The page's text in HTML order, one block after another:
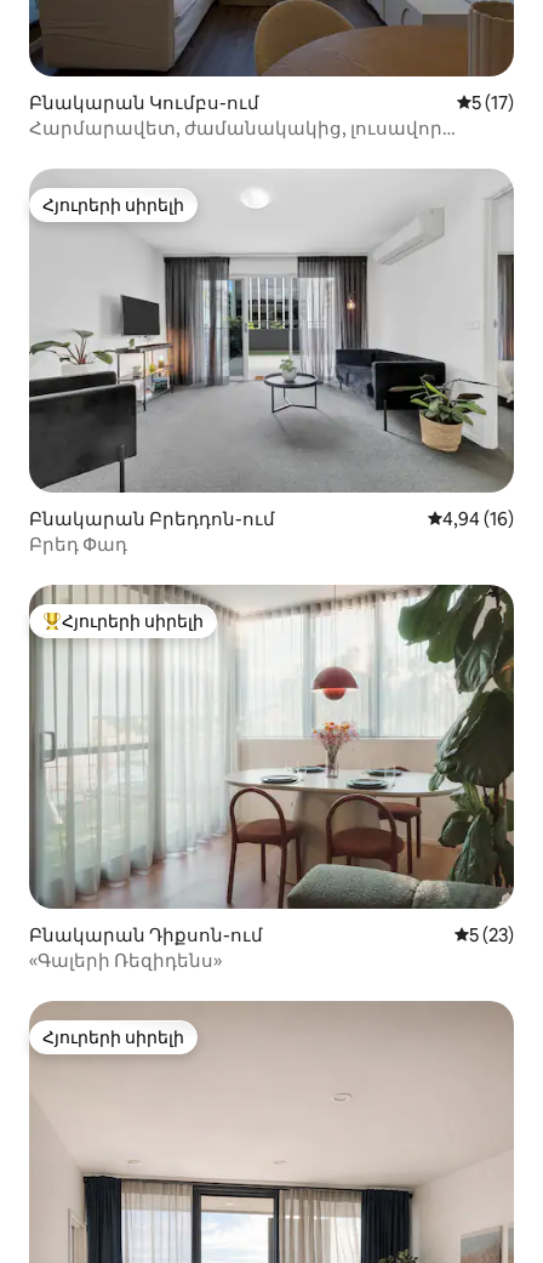
Բնակարան Կումբս-ում Միջին
5 (17)
Հարմարավետ, ժամանակակից, լուսավոր
Հյուրերի սիրելի
Հյուրերի սիրելի
Բնակարան Բրեդդոն-ում Միջին
4,94 (16)
Բրեդ Փադ
Հյուրերի սիրելի լավագույն տները
Հյուրերի սիրելի
Բնակարան Դիքսոն-ում Միջին
5 (23)
«Գալերի Ռեզիդենս»
Հյուրերի սիրելի
Հյուրերի սիրելի